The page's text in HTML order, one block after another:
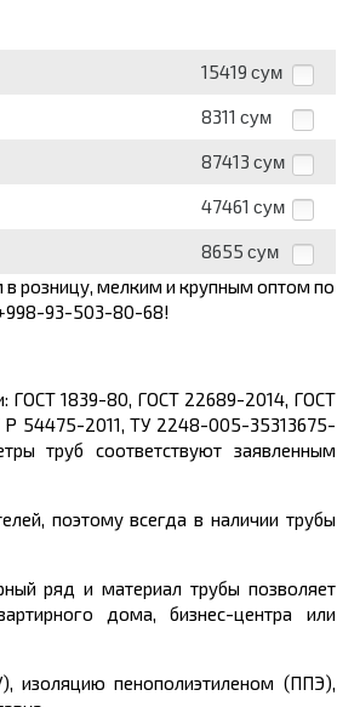
15419 сум
8311 сум
87413 сум
47461 сум
8655 сум
в розницу, мелким и крупным оптом по
+998-93-503-80-68!
ГОСТ 1839-80, ГОСТ 22689-2014, ГОСТ
54475-2011, ТУ 2248-005-35313675-
труб соответствуют заявленным
поэтому всегда в наличии трубы
ряд и материал трубы позволяет
дома, бизнес-центра или
изоляцию пенополиэтиленом (ППЭ),